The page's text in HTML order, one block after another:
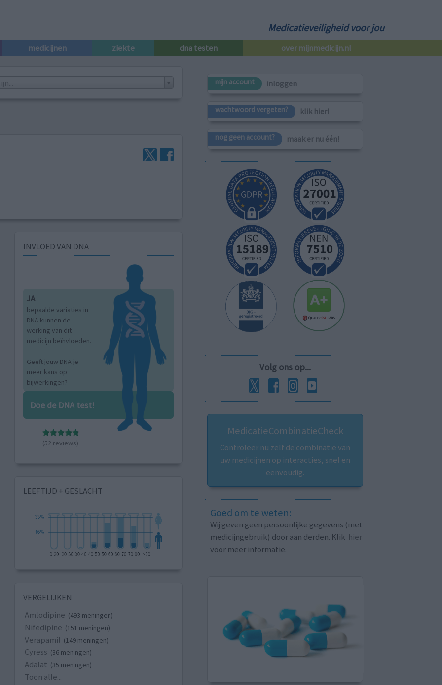
Medicatieveiligheid voor jou
medicijnen ziekte dna testen over mijnmedicijn.nl
INVLOED VAN DNA
JA
bepaalde variaties in
DNA kunnen de
werking van dit
medicijn beïnvloeden.
Geeft jouw DNA je
meer kans op
bijwerkingen?
Doe de DNA test!
(52 reviews)
LEEFTIJD + GESLACHT
VERGELIJKEN
Amlodipine (493 meningen)
Nifedipine (151 meningen)
Verapamil (149 meningen)
Cyress (36 meningen)
Adalat (35 meningen)
Toon alle...
mijn account inloggen
wachtwoord vergeten? klik hier!
nog geen account? maak er nu één!
Volg ons op...
MedicatieCombinatieCheck
Controleer nu zelf de combinatie van
uw medicijnen op interacties, snel en
eenvoudig.
Goed om te weten:
Wij geven geen persoonlijke gegevens (met
medicijngebruik) door aan derden. Klik hier
voor meer informatie.